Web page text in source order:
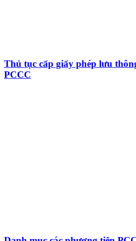
Thủ tục cấp giấy phép lưu
PCCC